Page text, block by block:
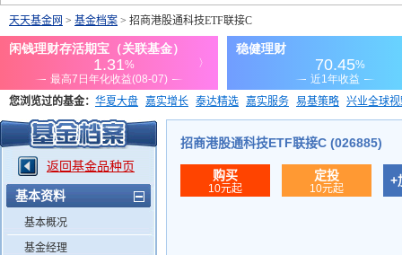
天天基金网 > 基金档案 > 招商港股通科技ETF联接C
您浏览过的基金： 华夏大盘 嘉实增长 泰达精选 嘉实服务 易基策略 兴业全球
添富优势 华安宏利 上证180价值ETF
返回基金品种页
基本资料
基本概况
基金经理
招商港股通科技ETF联接C (026885)
购买
10元起
定投
10元起
+